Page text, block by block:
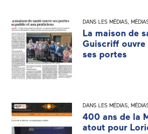
DANS LES MÉDIAS,
La maison de
Guiscriff
ses portes
DANS LES MÉDIAS,
400 ans de la
atout pour